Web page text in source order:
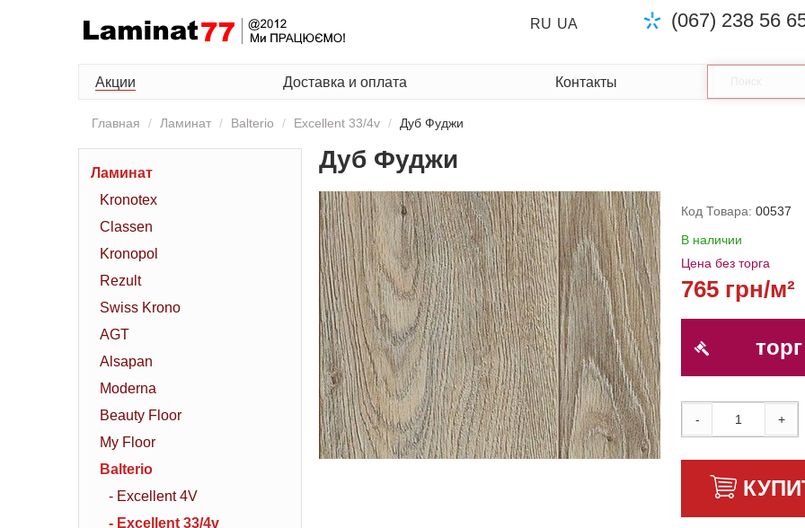
RU UA (067) 238 56
Акции Доставка и оплата Контакты
Главная Ламинат Balterio Excellent 33/4v Дуб Фуджи
Ламинат
Kronotex
Classen
Kronopol
Rezult
Swiss Krono
AGT
Alsapan
Moderna
Beauty Floor
My Floor
Balterio
- Excellent 4V
- Excellent 33/4v
Дуб Фуджи
Код Товара: 00537
В наличии
Цена без торга
765 грн/м²
торг
- +